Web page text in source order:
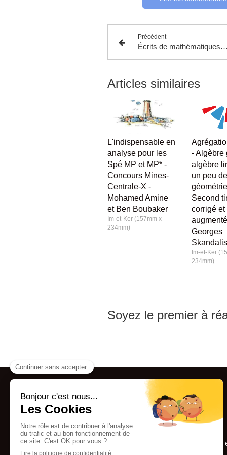
Précédent
Écrits de mathématiques en filière MP, 2015 - Clefs pour ENS, X, Centrale-Supélec, Mines-Ponts, CCP - Randé, Deleporte, Guignard et Fontanez
Articles similaires
L'indispensable en
analyse pour les
Spé MP et MP* -
Concours Mines-
Centrale-X -
Mohamed Amine
et Ben Boubaker
Im-et-Ker (157mm x
234mm)
- Algèbre
algèbre
un peu de
Second
corrigé et
Georges
Skandalis
Im-et-Ker
234mm)
Soyez le premier à